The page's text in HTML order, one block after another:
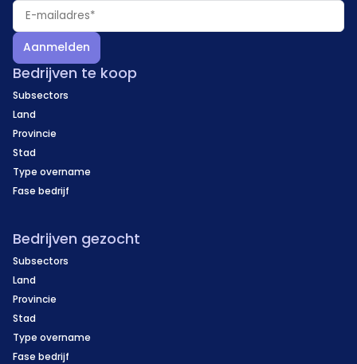
Aanmelden
Bedrijven te koop
Subsectors
Land
Provincie
Stad
Type overname
Fase bedrijf
Bedrijven gezocht
Subsectors
Land
Provincie
Stad
Type overname
Fase bedrijf